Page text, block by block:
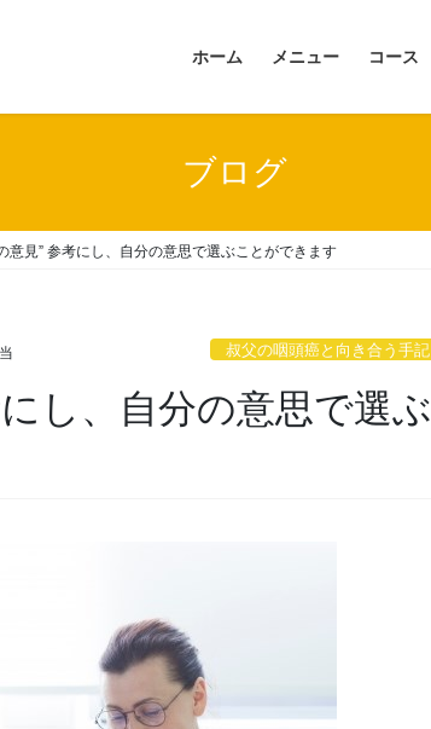
ホーム メニュー コース
ブログ
意見” 参考にし、自分の意思で選ぶことができます
叔父の咽頭癌と向き合う手記
し、自分の意思で選ぶ